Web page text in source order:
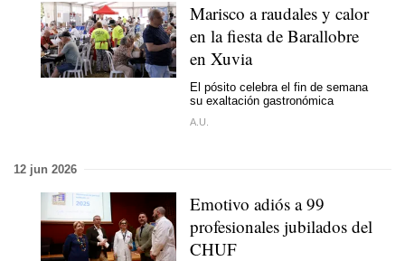
Marisco a raudales y calor
en la fiesta de Barallobre
en Xuvia
El pósito celebra el fin de semana
su exaltación gastronómica
A.U.
12 jun 2026
Emotivo adiós a 99
profesionales jubilados del
CHUF